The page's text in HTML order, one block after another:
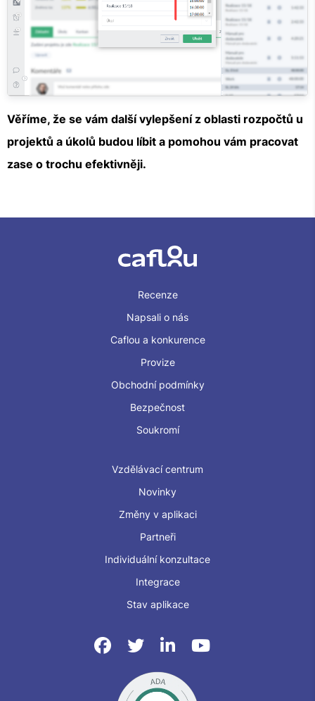
Věříme, že se vám další vylepšení z oblasti rozpočtů u
projektů a úkolů budou líbit a pomohou vám pracovat
zase o trochu efektivněji.
Recenze
Napsali o nás
Caflou a konkurence
Provize
Obchodní podmínky
Bezpečnost
Soukromí
Vzdělávací centrum
Novinky
Změny v aplikaci
Partneři
Individuální konzultace
Integrace
Stav aplikace